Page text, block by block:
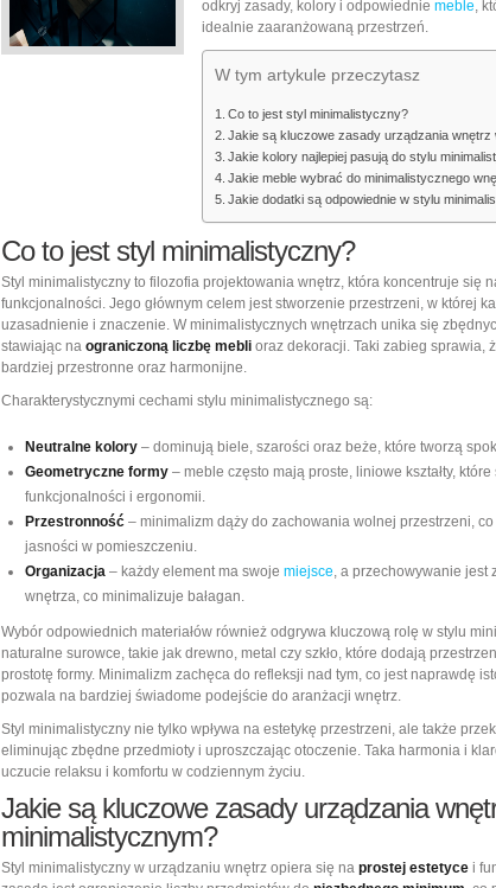
odkryj zasady, kolory i odpowiednie meble,
idealnie zaaranżowaną przestrzeń.
W tym artykule przeczytasz
Co to jest styl minimalistyczny?
Jakie są kluczowe zasady urządzania wnętrz
Jakie kolory najlepiej pasują do stylu
Jakie meble wybrać do minimalistycznego
Jakie dodatki są odpowiednie w stylu
Co to jest styl minimalistyczny?
Styl minimalistyczny to filozofia projektowania wnętrz, która koncentruje się
funkcjonalności. Jego głównym celem jest stworzenie przestrzeni, w której
uzasadnienie i znaczenie. W minimalistycznych wnętrzach unika się
stawiając na ograniczoną liczbę mebli oraz dekoracji. Taki zabieg sprawia,
bardziej przestronne oraz harmonijne.
Charakterystycznymi cechami stylu minimalistycznego są:
Neutralne kolory – dominują biele, szarości oraz beże, które tworzą
Geometryczne formy – meble często mają proste, liniowe kształty,
funkcjonalności i ergonomii.
Przestronność – minimalizm dąży do zachowania wolnej przestrzeni,
jasności w pomieszczeniu.
Organizacja – każdy element ma swoje miejsce, a przechowywanie jest
wnętrza, co minimalizuje bałagan.
Wybór odpowiednich materiałów również odgrywa kluczową rolę w stylu
naturalne surowce, takie jak drewno, metal czy szkło, które dodają
prostotę formy. Minimalizm zachęca do refleksji nad tym, co jest naprawdę
pozwala na bardziej świadome podejście do aranżacji wnętrz.
Styl minimalistyczny nie tylko wpływa na estetykę przestrzeni, ale także
eliminując zbędne przedmioty i uproszczając otoczenie. Taka harmonia i
uczucie relaksu i komfortu w codziennym życiu.
Jakie są kluczowe zasady urządzania
minimalistycznym?
Styl minimalistyczny w urządzaniu wnętrz opiera się na prostej estetyce i